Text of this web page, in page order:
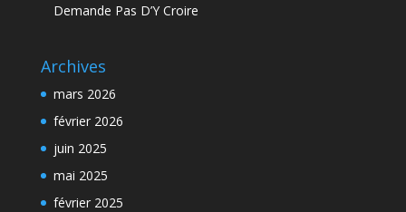
Demande Pas D’Y Croire
Archives
mars 2026
février 2026
juin 2025
mai 2025
février 2025